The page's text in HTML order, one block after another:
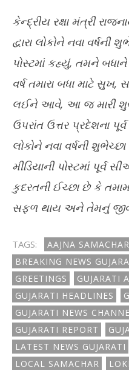
કેન્દ્રીય રક્ષા મંત્રી
દ્વારા લોકોને નવા વર્ષની
પોસ્ટમાં કહ્યું, તમને
વર્ષ તમારા બધા માટે
લઈને આવે, આ જ મારી
ઉપરાંત ઉત્તર પ્રદેશના
લોકોને નવા વર્ષની
મીડિયાની પોસ્ટમાં
કુદરતની ઈચ્છા છે કે
સફળ થાય અને તેમનું
TAGS:
AAJNA SAMACHAR
BREAKING NEWS
GREETINGS
GUJARATI
GUJARATI HEADLINES
GUJARATI NEWS
GUJARATI REPORT
LATEST NEWS GUJARATI
LOCAL SAMACHAR